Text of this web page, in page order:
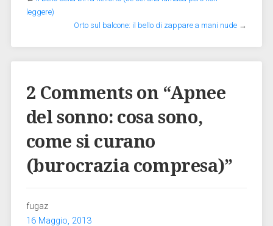
leggere)
Orto sul balcone: il bello di zappare a mani nude →
2 Comments on “Apnee
del sonno: cosa sono,
come si curano
(burocrazia compresa)”
fugaz
16 Maggio, 2013